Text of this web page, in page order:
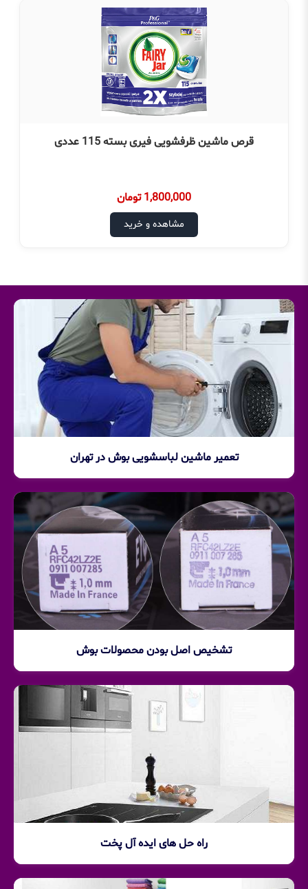
قرص ماشین ظرفشویی فیری بسته 115 عددی
1,800,000 تومان
مشاهده و خرید
تعمیر ماشین لباسشویی بوش در تهران
تشخیص اصل بودن محصولات بوش
راه حل های ایده آل پخت